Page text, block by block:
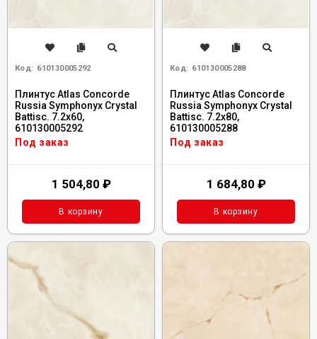
Код: 610130005292
Плинтус Atlas Concorde
Russia Symphonyx Crystal
Battisc. 7.2x60,
610130005292
Под заказ
1 504,80 ₽
В корзину
Код: 610130005288
Плинтус Atlas Concorde
Russia Symphonyx Crystal
Battisc. 7.2x80,
610130005288
Под заказ
1 684,80 ₽
В корзину